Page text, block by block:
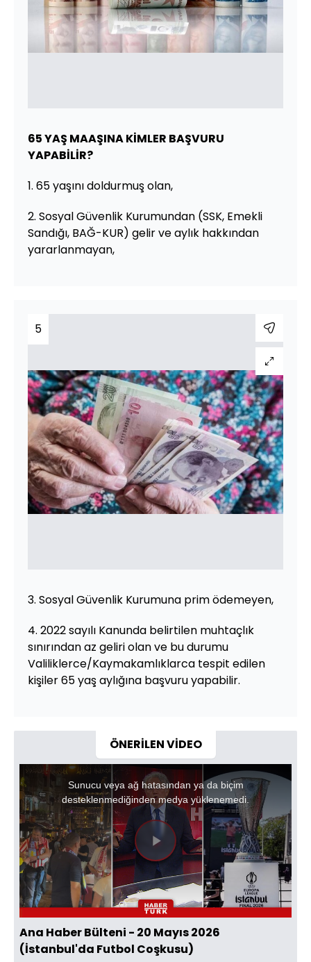
65 YAŞ MAAŞINA KİMLER BAŞVURU
YAPABİLİR?
1. 65 yaşını doldurmuş olan,
2. Sosyal Güvenlik Kurumundan (SSK, Emekli
Sandığı, BAĞ-KUR) gelir ve aylık hakkından
yararlanmayan,
5
3. Sosyal Güvenlik Kurumuna prim ödemeyen,
4. 2022 sayılı Kanunda belirtilen muhtaçlık
sınırından az geliri olan ve bu durumu
Valiliklerce/Kaymakamlıklarca tespit edilen
kişiler 65 yaş aylığına başvuru yapabilir.
ÖNERİLEN VİDEO
Videoyu
Oynat
a
modal
window.
Sunucu veya ağ hatasından ya da biçim
desteklenmediğinden medya yüklenemedi.
Ana Haber Bülteni - 20 Mayıs 2026
(İstanbul'da Futbol Coşkusu)